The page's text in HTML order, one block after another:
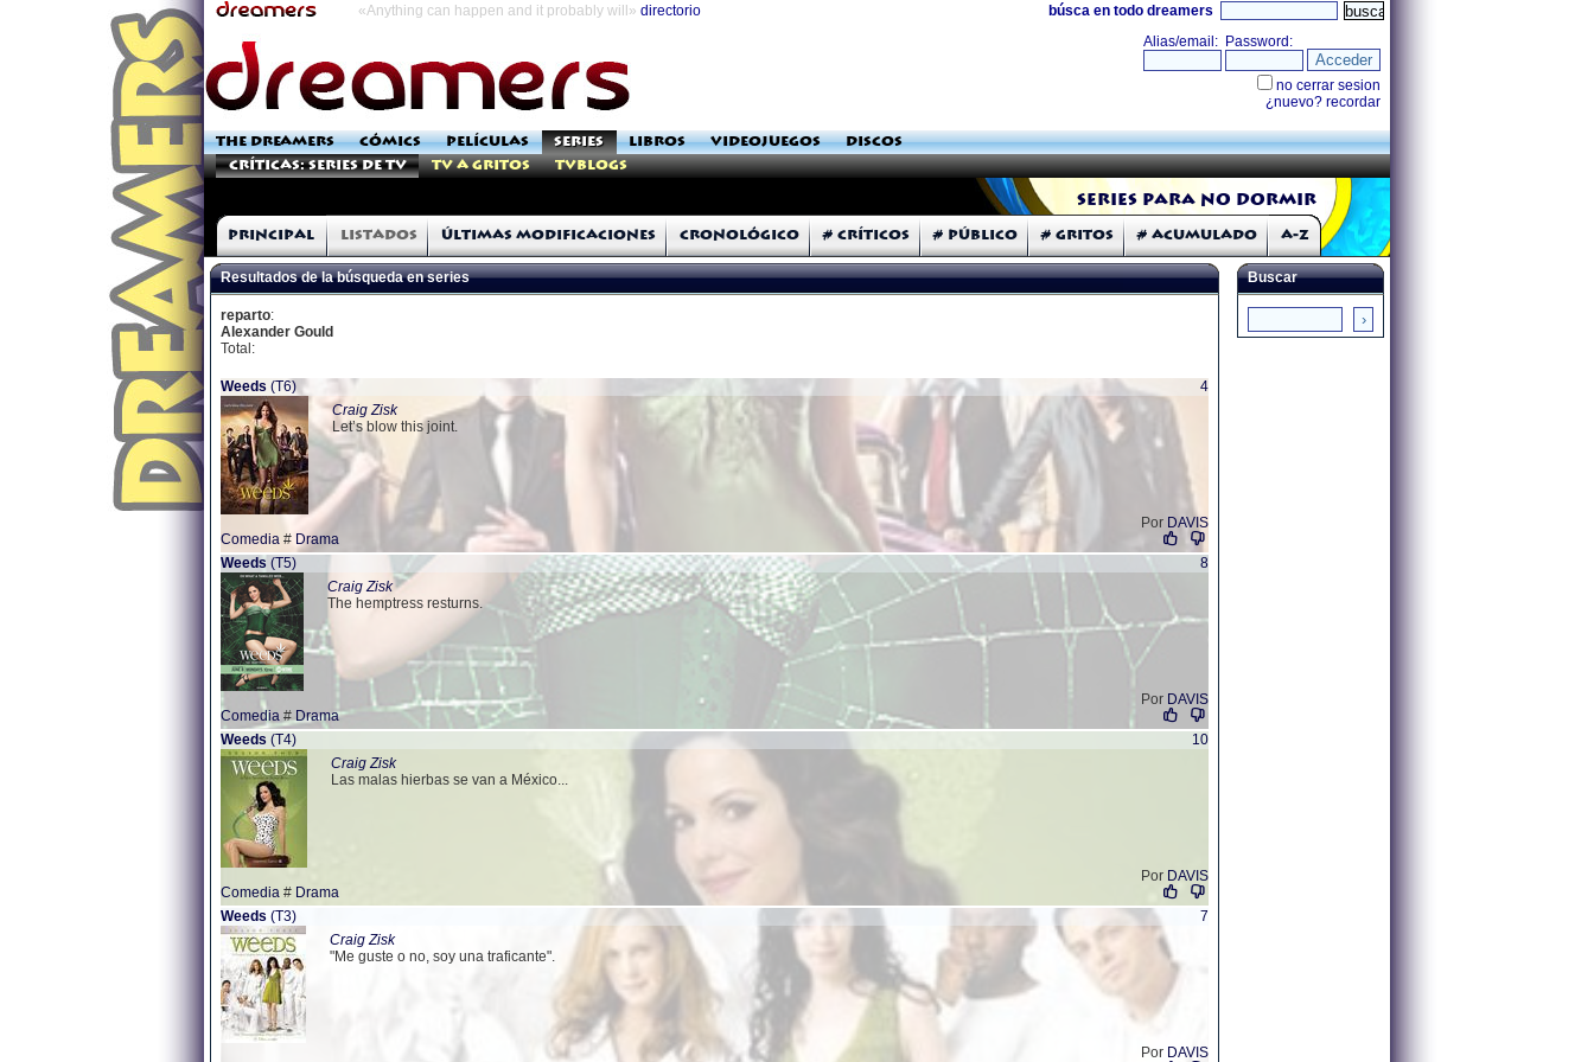
«Anything can happen and it probably will» directorio búsca en todo dreamers
THE DREAMERS CÓMICS PELÍCULAS SERIES LIBROS VIDEOJUEGOS
DISCOS
Críticas: Series de TV
TV a Gritos TVblogs
Series para no dormir
Principal Listados Últimas modificaciones Cronológico # Críticos # Público # Gritos # Acumulado A-Z
Resultados de la búsqueda en series
reparto:
Alexander Gould
Total:
Weeds (T6)
4
Craig Zisk
Let’s blow this joint.
Por DAVIS
Comedia # Drama
Weeds (T5)
8
Craig Zisk
The hemptress resturns.
Por DAVIS
Comedia #Drama
Weeds (T4)
10
Craig Zisk
Las malas hierbas se van a México...
Por DAVIS
Comedia # Drama
Weeds (T3)
7
Craig Zisk
"Me guste o no, soy una traficante".
Por DAVIS
Buscar